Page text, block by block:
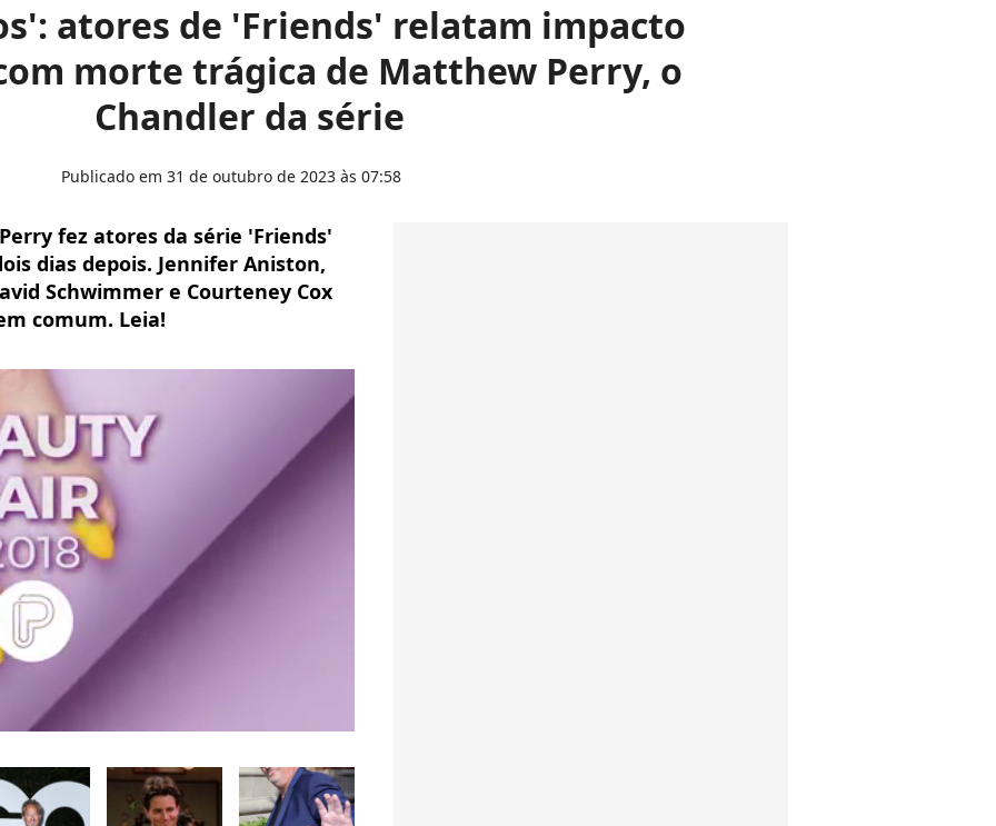
atores de 'Friends' relatam impacto
morte trágica de Matthew Perry, o
Chandler da série
Publicado em 31 de outubro de 2023 às 07:58
fez atores da série 'Friends'
dias depois. Jennifer Aniston,
Schwimmer e Courteney Cox
comum. Leia!